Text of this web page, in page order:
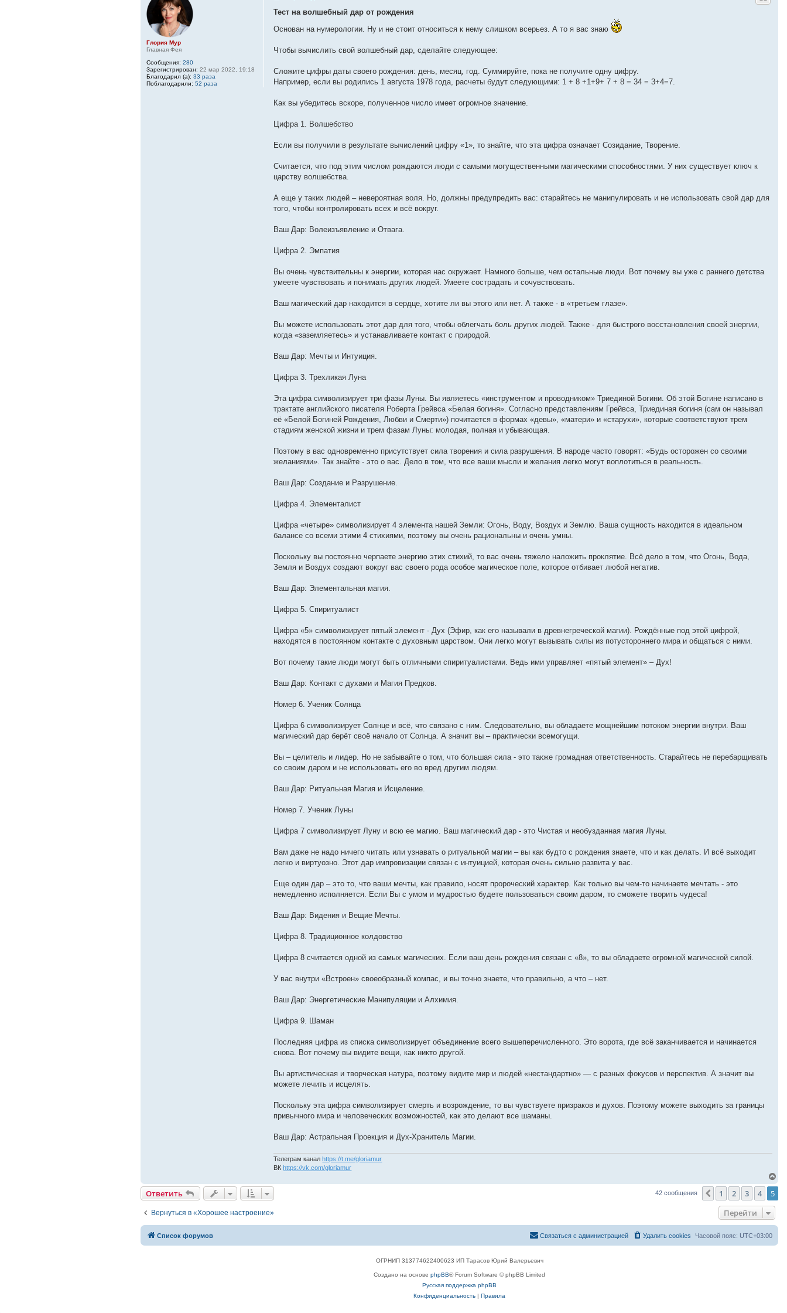
Глория Мур
Главная Фея
Сообщения: 280
Зарегистрирован: 22 мар 2022, 19:18
Благодарил (а): 33 раза
Поблагодарили: 52 раза
о
е
е
Тест на волшебный дар от рождения
Основан на нумерологии. Ну и не стоит относиться к нему слишком всерьез. А то я вас знаю
Чтобы вычислить свой волшебный дар, сделайте следующее:
Сложите цифры даты своего рождения: день, месяц, год. Суммируйте, пока не получите одну цифру.
Например, если вы родились 1 августа 1978 года, расчеты будут следующими: 1 + 8 +1+9+ 7 + 8 = 34 = 3+4=7.
Как вы убедитесь вскоре, полученное число имеет огромное значение.
Цифра 1. Волшебство
Если вы получили в результате вычислений цифру «1», то знайте, что эта цифра означает Созидание, Творение.
Считается, что под этим числом рождаются люди с самыми могущественными магическими способностями. У них существует ключ к
царству волшебства.
А еще у таких людей – невероятная воля. Но, должны предупредить вас: старайтесь не манипулировать и не использовать свой дар для
того, чтобы контролировать всех и всё вокруг.
Ваш Дар: Волеизъявление и Отвага.
Цифра 2. Эмпатия
Вы очень чувствительны к энергии, которая нас окружает. Намного больше, чем остальные люди. Вот почему вы уже с раннего детства
умеете чувствовать и понимать других людей. Умеете сострадать и сочувствовать.
Ваш магический дар находится в сердце, хотите ли вы этого или нет. А также - в «третьем глазе».
Вы можете использовать этот дар для того, чтобы облегчать боль других людей. Также - для быстрого восстановления своей энергии,
когда «заземляетесь» и устанавливаете контакт с природой.
Ваш Дар: Мечты и Интуиция.
Цифра 3. Трехликая Луна
Эта цифра символизирует три фазы Луны. Вы являетесь «инструментом и проводником» Триединой Богини. Об этой Богине написано в
трактате английского писателя Роберта Грейвса «Белая богиня». Согласно представлениям Грейвса, Триединая богиня (сам он называл
её «Белой Богиней Рождения, Любви и Смерти») почитается в формах «девы», «матери» и «старухи», которые соответствуют трем
стадиям женской жизни и трем фазам Луны: молодая, полная и убывающая.
Поэтому в вас одновременно присутствует сила творения и сила разрушения. В народе часто говорят: «Будь осторожен со своими
желаниями». Так знайте - это о вас. Дело в том, что все ваши мысли и желания легко могут воплотиться в реальность.
Ваш Дар: Создание и Разрушение.
Цифра 4. Элементалист
Цифра «четыре» символизирует 4 элемента нашей Земли: Огонь, Воду, Воздух и Землю. Ваша сущность находится в идеальном
балансе со всеми этими 4 стихиями, поэтому вы очень рациональны и очень умны.
Поскольку вы постоянно черпаете энергию этих стихий, то вас очень тяжело наложить проклятие. Всё дело в том, что Огонь, Вода,
Земля и Воздух создают вокруг вас своего рода особое магическое поле, которое отбивает любой негатив.
Ваш Дар: Элементальная магия.
Цифра 5. Спиритуалист
Цифра «5» символизирует пятый элемент - Дух (Эфир, как его называли в древнегреческой магии). Рождённые под этой цифрой,
находятся в постоянном контакте с духовным царством. Они легко могут вызывать силы из потустороннего мира и общаться с ними.
Вот почему такие люди могут быть отличными спиритуалистами. Ведь ими управляет «пятый элемент» – Дух!
Ваш Дар: Контакт с духами и Магия Предков.
Номер 6. Ученик Солнца
Цифра 6 символизирует Солнце и всё, что связано с ним. Следовательно, вы обладаете мощнейшим потоком энергии внутри. Ваш
магический дар берёт своё начало от Солнца. А значит вы – практически всемогущи.
Вы – целитель и лидер. Но не забывайте о том, что большая сила - это также громадная ответственность. Старайтесь не перебарщивать
со своим даром и не использовать его во вред другим людям.
Ваш Дар: Ритуальная Магия и Исцеление.
Номер 7. Ученик Луны
Цифра 7 символизирует Луну и всю ее магию. Ваш магический дар - это Чистая и необузданная магия Луны.
Вам даже не надо ничего читать или узнавать о ритуальной магии – вы как будто с рождения знаете, что и как делать. И всё выходит
легко и виртуозно. Этот дар импровизации связан с интуицией, которая очень сильно развита у вас.
Еще один дар – это то, что ваши мечты, как правило, носят пророческий характер. Как только вы чем-то начинаете мечтать - это
немедленно исполняется. Если Вы с умом и мудростью будете пользоваться своим даром, то сможете творить чудеса!
Ваш Дар: Видения и Beщие Мечты.
Цифра 8. Традиционное колдовство
Цифра 8 считается одной из самых магических. Если ваш день рождения связан с «8», то вы обладаете огромной магической силой.
У вас внутри «Встроен» своеобразный компас, и вы точно знаете, что правильно, а что – нет.
Ваш Дар: Энергетические Манипуляции и Алхимия.
Цифра 9. Шаман
Последняя цифра из списка символизирует объединение всего вышеперечисленного. Это ворота, где всё заканчивается и начинается
снова. Вот почему вы видите вещи, как никто другой.
Вы артистическая и творческая натура, поэтому видите мир и людей «нестандартно» — с разных фокусов и перспектив. А значит вы
можете лечить и исцелять.
Поскольку эта цифра символизирует смерть и возрождение, то вы чувствуете призраков и духов. Поэтому можете выходить за границы
привычного мира и человеческих возможностей, как это делают все шаманы.
Ваш Дар: Астральная Проекция и Дух-Хранитель Магии.
Телеграм каналhttps://t.me/gloriamur
ВКhttps://vk.com/gloriamur
н
я
Ответить 42 сообщения Пред.
1 2 3 4 5
Вернуться в «Хорошее настроение» Перейти
Список форумов Часовой пояс: UTC+03:00
Удалить cookies
Связаться с администрацией
ОГРНИП 313774622400623 ИП Тарасов Юрий Валерьевич
Создано на основеphpBB® Forum Software © phpBB Limited
Русская поддержка phpBB
Конфиденциальность |Правила